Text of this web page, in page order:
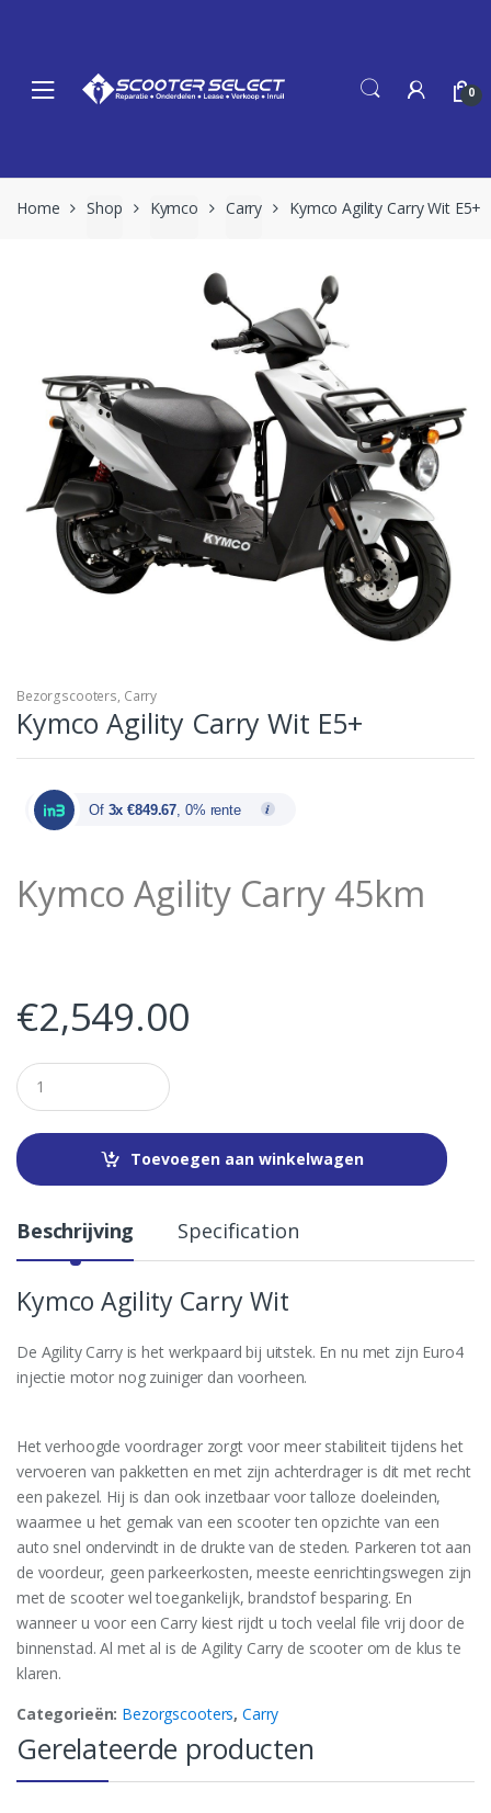
0
Home Shop Kymco Carry Kymco Agility Carry Wit E5+
Bezorgscooters, Carry
Kymco Agility Carry Wit E5+
Of 3x €849.67, 0% rente
Kymco Agility Carry 45km
€2,549.00
Q
u
a
t
i
Toevoegen aan winkelwagen
Beschrijving Specification
Kymco Agility Carry Wit
De Agility Carry is het werkpaard bij uitstek. En nu met zijn Euro4
injectie motor nog zuiniger dan voorheen.
Het verhoogde voordrager zorgt voor meer stabiliteit tijdens het
vervoeren van pakketten en met zijn achterdrager is dit met recht
een pakezel. Hij is dan ook inzetbaar voor talloze doeleinden,
waarmee u het gemak van een scooter ten opzichte van een
auto snel ondervindt in de drukte van de steden. Parkeren tot aan
de voordeur, geen parkeerkosten, meeste eenrichtingswegen zijn
met de scooter wel toegankelijk, brandstof besparing. En
wanneer u voor een Carry kiest rijdt u toch veelal file vrij door de
binnenstad. Al met al is de Agility Carry de scooter om de klus te
klaren.
Categorieën: Bezorgscooters, Carry
Gerelateerde producten